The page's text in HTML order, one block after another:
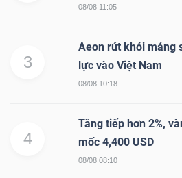
08/08 11:05
3
Aeon rút khỏi mảng
lực vào Việt Nam
08/08 10:18
4
Tăng tiếp hơn 2%,
mốc 4,400 USD
08/08 08:10